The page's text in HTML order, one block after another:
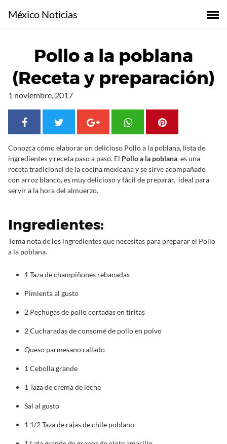
l
México Noticias
Pollo a la poblana
(Receta y preparación)
1 noviembre, 2017
Conozca cómo elaborar un delicioso Pollo a la poblana, lista de
ingredientes y receta paso a paso. El Pollo a la poblana es una
receta tradicional de la cocina mexicana y se sirve acompañado
con arroz blanco, es muy delicioso y fácil de preparar, ideal para
servir a la hora del almuerzo.
Ingredientes:
Toma nota de los ingredientes que necesitas para preparar el Pollo
a la poblana.
1 Taza de champiñones rebanadas
Pimienta al gusto
2 Pechugas de pollo cortadas en tiritas
2 Cucharadas de consomé de pollo en polvo
Queso parmesano rallado
1 Cebolla grande
1 Taza de crema de leche
Sal al gusto
1 1/2 Taza de rajas de chile poblano